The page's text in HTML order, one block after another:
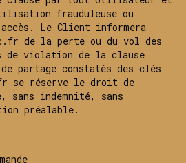
frauduleuse ou
Le Client informera
de la perte ou du vol des
de violation de la clause
partage constatés des clés
se réserve le droit de
sans indemnité, sans
préalable.